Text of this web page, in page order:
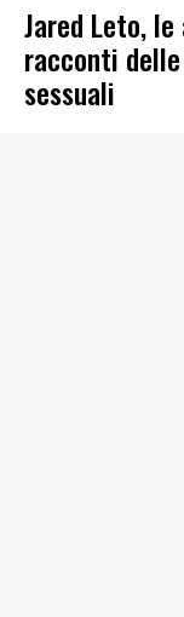
Jared Leto,
racconti
sessuali